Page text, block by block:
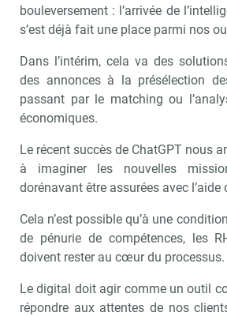
bouleversement : l’arrivée de
s’est déjà fait une place parmi nos
Dans l’intérim, cela va des
des annonces à la présélection
passant par le matching ou
économiques.
Le récent succès de ChatGPT nous
à imaginer les nouvelles
dorénavant être assurées avec l’aide
Cela n’est possible qu’à une
de pénurie de compétences, les
doivent rester au cœur du processus.
Le digital doit agir comme un outil
répondre aux attentes de nos